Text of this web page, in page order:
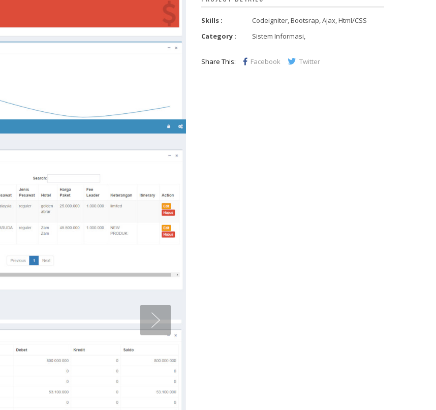
Skills :
Codeigniter, Bootsrap, Ajax, Html/CSS
Category :
Sistem Informasi,
Share This: Facebook Twitter